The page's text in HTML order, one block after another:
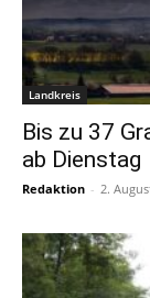
Landkreis
Bis zu 37
ab Dienstag
Redaktion - 2.